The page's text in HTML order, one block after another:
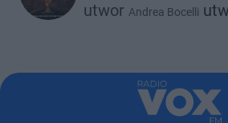
utwor Andrea Bocelli